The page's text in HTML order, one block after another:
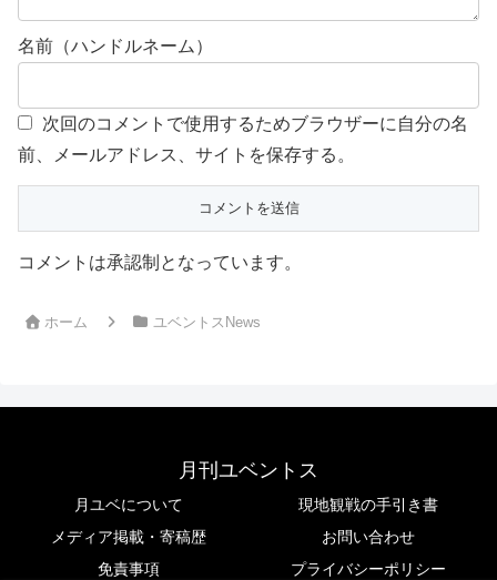
名前（ハンドルネーム）
次回のコメントで使用するためブラウザーに自分の名
前、メールアドレス、サイトを保存する。
コメントは承認制となっています。
ホーム ユベントスNews
月刊ユベントス
月ユベについて
現地観戦の手引き書
メディア掲載・寄稿歴
お問い合わせ
免責事項
プライバシーポリシー